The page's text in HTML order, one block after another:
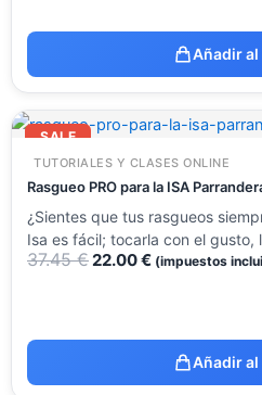
Añadir
SALE
TUTORIALES Y CLASES ONLINE
Rasgueo PRO para la ISA
¿Sientes que tus rasgueos
Isa es fácil; tocarla con el
37.45€
El
precio
era:
37.45 €.
22.00€
El
precio
es:
22.00 €.
(impuestos
Añadir